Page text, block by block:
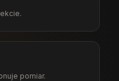
pomiar.